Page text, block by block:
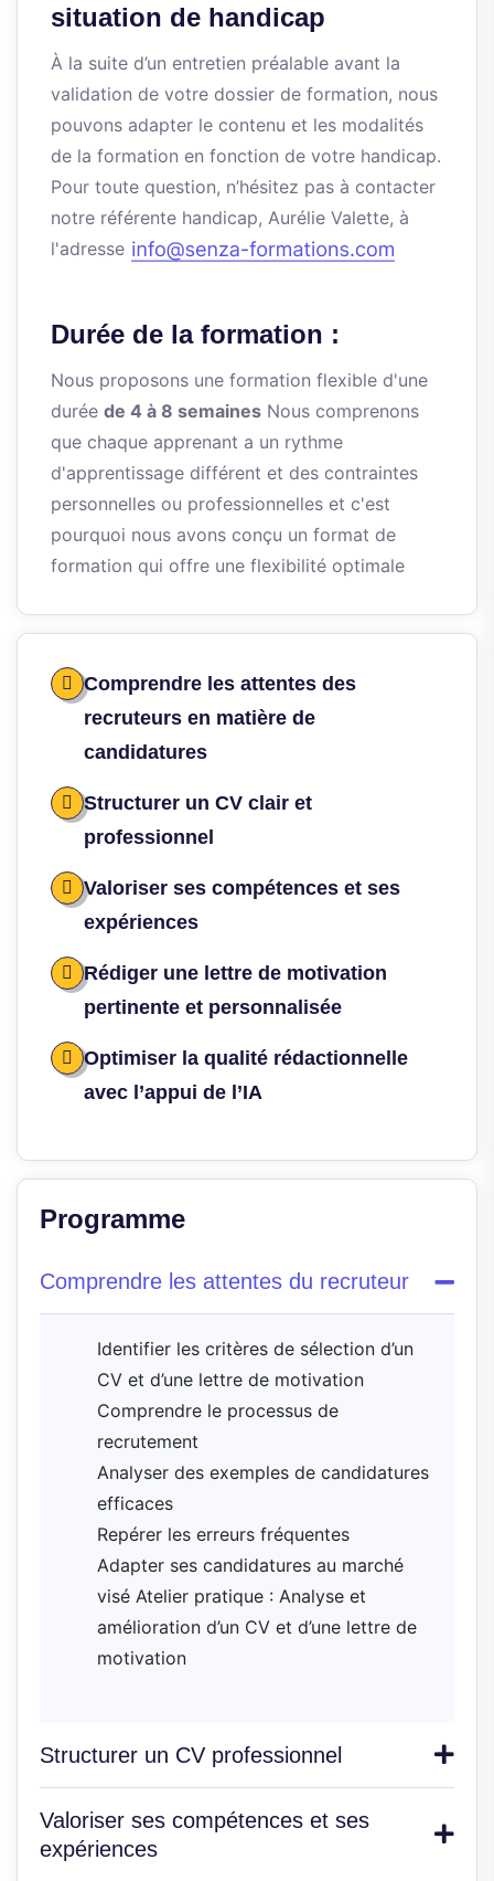
situation de handicap
À la suite d’un entretien préalable avant la
validation de votre dossier de formation, nous
pouvons adapter le contenu et les modalités
de la formation en fonction de votre handicap.
Pour toute question, n’hésitez pas à contacter
notre référente handicap, Aurélie Valette, à
l'adresse
Durée de la formation :
Nous proposons une formation flexible d'une
durée de 4 à 8 semaines Nous comprenons
que chaque apprenant a un rythme
d'apprentissage différent et des contraintes
personnelles ou professionnelles et c'est
pourquoi nous avons conçu un format de
formation qui offre une flexibilité optimale
Comprendre les attentes des
recruteurs en matière de
candidatures
Structurer un CV clair et
professionnel
Valoriser ses compétences et ses
expériences
Rédiger une lettre de motivation
pertinente et personnalisée
Optimiser la qualité rédactionnelle
avec l’appui de l’IA
Programme
Comprendre les attentes du recruteur
Identifier les critères de sélection d’un
CV et d’une lettre de motivation
Comprendre le processus de
recrutement
Analyser des exemples de candidatures
efficaces
Repérer les erreurs fréquentes
Adapter ses candidatures au marché
visé Atelier pratique : Analyse et
amélioration d’un CV et d’une lettre de
motivation
Structurer un CV professionnel
Valoriser ses compétences et ses
expériences